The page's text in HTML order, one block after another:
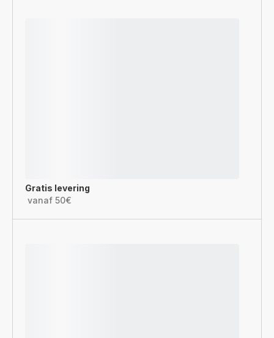
Gratis levering
vanaf 50€